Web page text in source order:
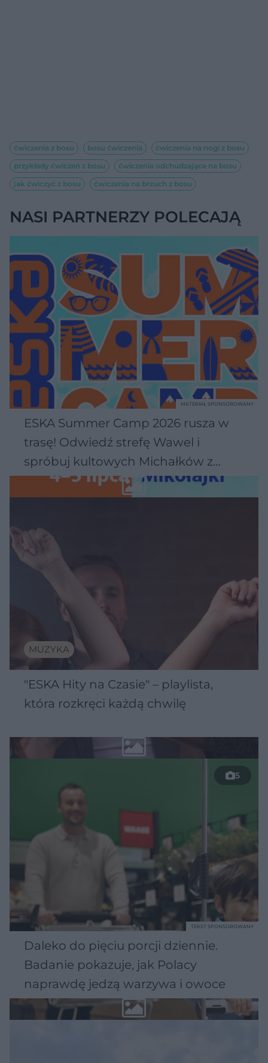
ćwiczenia z bosu bosu ćwiczenia
ćwiczenia na nogi z bosu
przykłady ćwiczeń z bosu
ćwiczenia odchudzające na bosu
jak ćwiczyć z bosu
ćwiczenia na brzuch z bosu
NASI PARTNERZY POLECAJĄ
ESKA Summer Camp 2026 rusza w
trasę! Odwiedź strefę Wawel i
spróbuj kultowych Michałków z
Wawelu
MATERIAŁ SPONSOROWANY
MUZYKA
"ESKA Hity na Czasie" – playlista,
która rozkręci każdą chwilę
5
Daleko do pięciu porcji dziennie.
Badanie pokazuje, jak Polacy
naprawdę jedzą warzywa i owoce
TEKST SPONSOROWANY